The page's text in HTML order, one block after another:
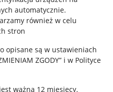
automatycznie.
również w celu
stron
opisane są w ustawieniach
ZGODY” i w Polityce
ważna 12 miesięcy.